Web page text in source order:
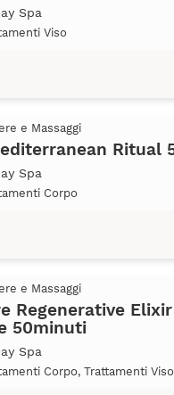
Spa
Viso
e Massaggi
Ritual
Spa
Corpo
e Massaggi
Regenerative
50minuti
Spa
Corpo, Trattamenti Viso